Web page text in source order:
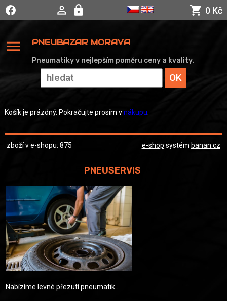
0 Kč
menu PNEUBAZAR MORAVA
Pneumatiky v nejlepším poměru ceny a kvality.
Košík je prázdný. Pokračujte prosím vnákupu
zboží v e-shopu: 875 e-shop systém banan.cz
PNEUSERVIS
Nabízíme levné přezutí pneumatik .